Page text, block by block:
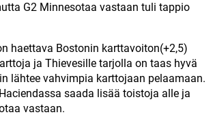
G2 Minnesotaa vastaan tuli tappio
haettava Bostonin karttavoiton(+2,5)
ja Thievesille tarjolla on taas hyvä
lähtee vahvimpia karttojaan pelaamaan.
saada lisää toistoja alle ja
vastaan.